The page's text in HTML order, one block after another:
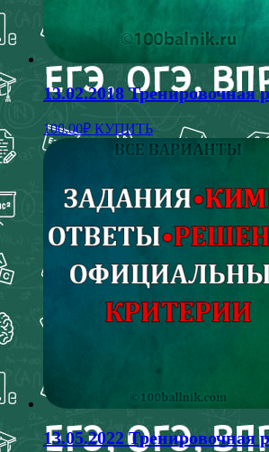
13.02.2018 Тренировочная
100.00₽ КУПИТЬ
13.05.2022 Тренировочная